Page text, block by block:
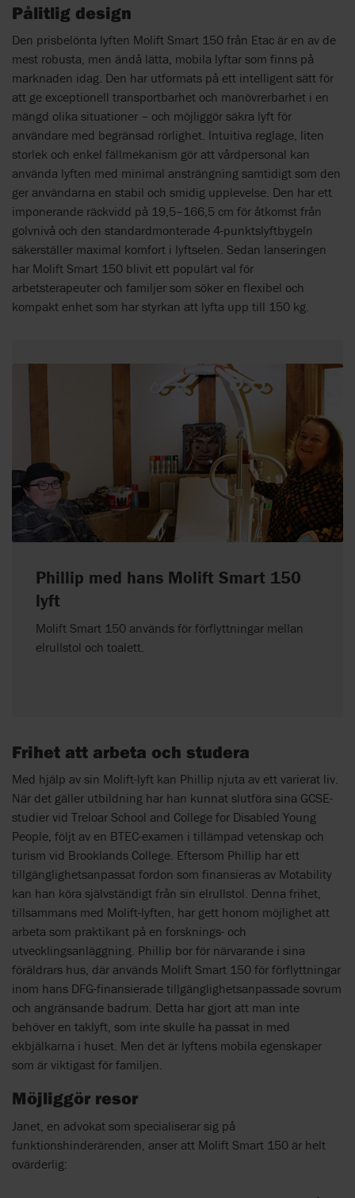
Pålitlig design
Den prisbelönta lyften Molift Smart 150 från Etac är en av de
mest robusta, men ändå lätta, mobila lyftar som finns på
marknaden idag. Den har utformats på ett intelligent sätt för
att ge exceptionell transportbarhet och manövrerbarhet i en
mängd olika situationer – och möjliggör säkra lyft för
användare med begränsad rörlighet. Intuitiva reglage, liten
storlek och enkel fällmekanism gör att vårdpersonal kan
använda lyften med minimal ansträngning samtidigt som den
ger användarna en stabil och smidig upplevelse. Den har ett
imponerande räckvidd på 19,5–166,5 cm för åtkomst från
golvnivå och den standardmonterade 4-punktslyftbygeln
säkerställer maximal komfort i lyftselen. Sedan lanseringen
har Molift Smart 150 blivit ett populärt val för
arbetsterapeuter och familjer som söker en flexibel och
kompakt enhet som har styrkan att lyfta upp till 150 kg.
Phillip med hans Molift Smart 150
lyft
Molift Smart 150 används för förflyttningar mellan
elrullstol och toalett.
Frihet att arbeta och studera
Med hjälp av sin Molift-lyft kan Phillip njuta av ett varierat liv.
När det gäller utbildning har han kunnat slutföra sina GCSE-
studier vid Treloar School and College for Disabled Young
People, följt av en BTEC-examen i tillämpad vetenskap och
turism vid Brooklands College. Eftersom Phillip har ett
tillgänglighetsanpassat fordon som finansieras av Motability
kan han köra självständigt från sin elrullstol. Denna frihet,
tillsammans med Molift-lyften, har gett honom möjlighet att
arbeta som praktikant på en forsknings- och
utvecklingsanläggning. Phillip bor för närvarande i sina
föräldrars hus, där används Molift Smart 150 för förflyttningar
inom hans DFG-finansierade tillgänglighetsanpassade sovrum
och angränsande badrum. Detta har gjort att man inte
behöver en taklyft, som inte skulle ha passat in med
ekbjälkarna i huset. Men det är lyftens mobila egenskaper
som är viktigast för familjen.
Möjliggör resor
Janet, en advokat som specialiserar sig på
funktionshinderärenden, anser att Molift Smart 150 är helt
ovärderlig: